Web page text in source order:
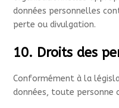
données personnelles
perte ou divulgation.
10. Droits des
Conformément à la
données, toute personne